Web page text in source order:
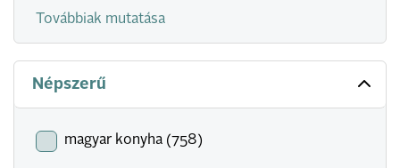
Továbbiak mutatása
Népszerű
magyar konyha (758)